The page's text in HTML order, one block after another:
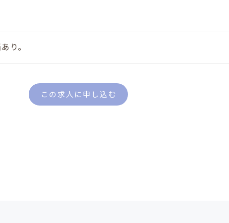
り。
この求人に申し込む